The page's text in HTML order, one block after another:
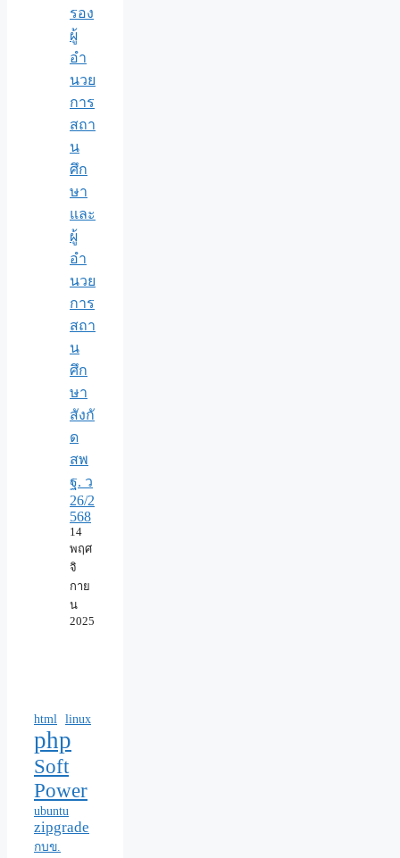
รอง
ผู้
อำ
นวย
การ
สถา
น
ศึก
ษา
และ
ผู้
อำ
นวย
การ
สถา
น
ศึก
ษา
สังกั
ด
สพ
ฐ. ว
26/2
568
14
พฤศ
จิ
กาย
น
2025
html linux
php
Soft
Power
ubuntu
zipgrade
กบข.